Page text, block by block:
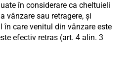
în considerare ca cheltuieli
vânzare sau retragere, și
în care venitul din vânzare este
efectiv retras (art. 4 alin. 3